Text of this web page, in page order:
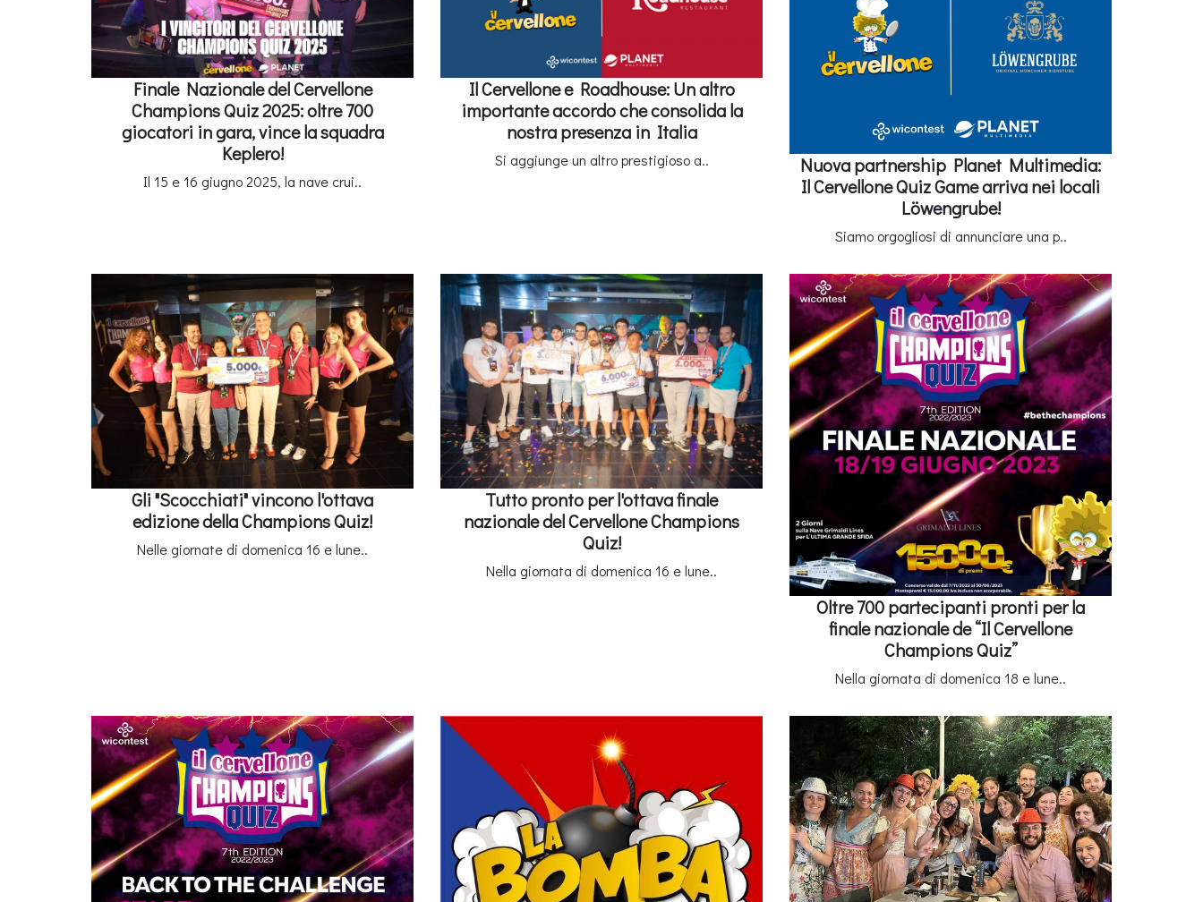
Finale Nazionale del Cervellone
Champions Quiz 2025: oltre 700
giocatori in gara, vince la squadra
Keplero!
Il 15 e 16 giugno 2025, la nave crui..
Il Cervellone e Roadhouse: Un altro
importante accordo che consolida la
nostra presenza in Italia
Si aggiunge un altro prestigioso a..
Nuova partnership Planet Multimedia:
Il Cervellone Quiz Game arriva nei locali
Löwengrube!
Siamo orgogliosi di annunciare una p..
Gli "Scocchiati" vincono l'ottava
edizione della Champions Quiz!
Nelle giornate di domenica 16 e lune..
Tutto pronto per l'ottava finale
nazionale del Cervellone Champions
Quiz!
Nella giornata di domenica 16 e lune..
Oltre 700 partecipanti pronti per la
finale nazionale de “Il Cervellone
Champions Quiz”
Nella giornata di domenica 18 e lune..